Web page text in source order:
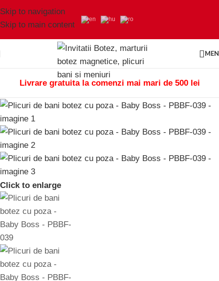
Skip to navigation
Skip to main content
Livrare gratuita la comenzi mai mari de 500 lei
Click to enlarge